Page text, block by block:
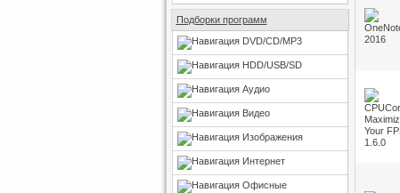
Подборки программ
DVD/CD/MP3
HDD/USB/SD
Аудио
Видео
Изображения
Интернет
Офисные